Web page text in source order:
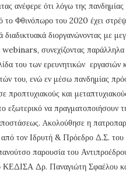
ανέφερε ότι λόγω της
Φθινόπωρο του 2020 έχει
διαδικτυακά διοργανώνοντας με
webinars, συνεχίζοντας παράλληλα
του των ερευνητικών εργασιών
του, ενώ εν μέσω πανδημίας
προπτυχιακούς και
εξωτερικό να πραγματοποιήσουν
Aκολούθησε η
από τον Ιδρυτή & Πρόεδρο Δ.Σ.
παρουσία του
ΚΕΔΙΣΑ Δρ. Παναγιώτη Σφαέλου